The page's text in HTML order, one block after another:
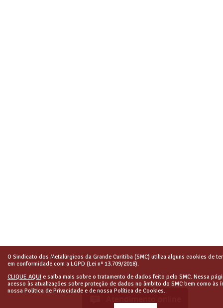
O Sindicato dos Metalúrgicos da Grande Curitiba (SMC) utiliza alguns cookies de
em conformidade com a LGPD (Lei nº 13.709/2018).
CLIQUE AQUI e saiba mais sobre o tratamento de dados feito pelo SMC. Nessa
acesso às atualizações sobre proteção de dados no âmbito do SMC bem como às
nossa Política de Privacidade e de nossa Política de Cookies.